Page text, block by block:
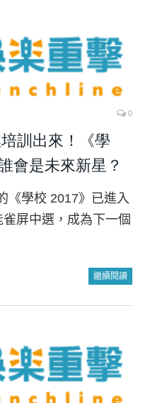
0
訓出來！《學
會是未來新星？
《學校 2017》已進入
屏中選，成為下一個
繼續閱讀